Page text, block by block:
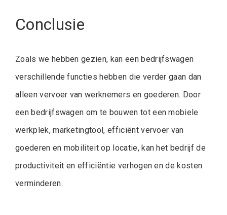
Conclusie
Zoals we hebben gezien, kan een bedrijfswagen
verschillende functies hebben die verder gaan dan
alleen vervoer van werknemers en goederen. Door
een bedrijfswagen om te bouwen tot een mobiele
werkplek, marketingtool, efficiënt vervoer van
goederen en mobiliteit op locatie, kan het bedrijf de
productiviteit en efficiëntie verhogen en de kosten
verminderen.